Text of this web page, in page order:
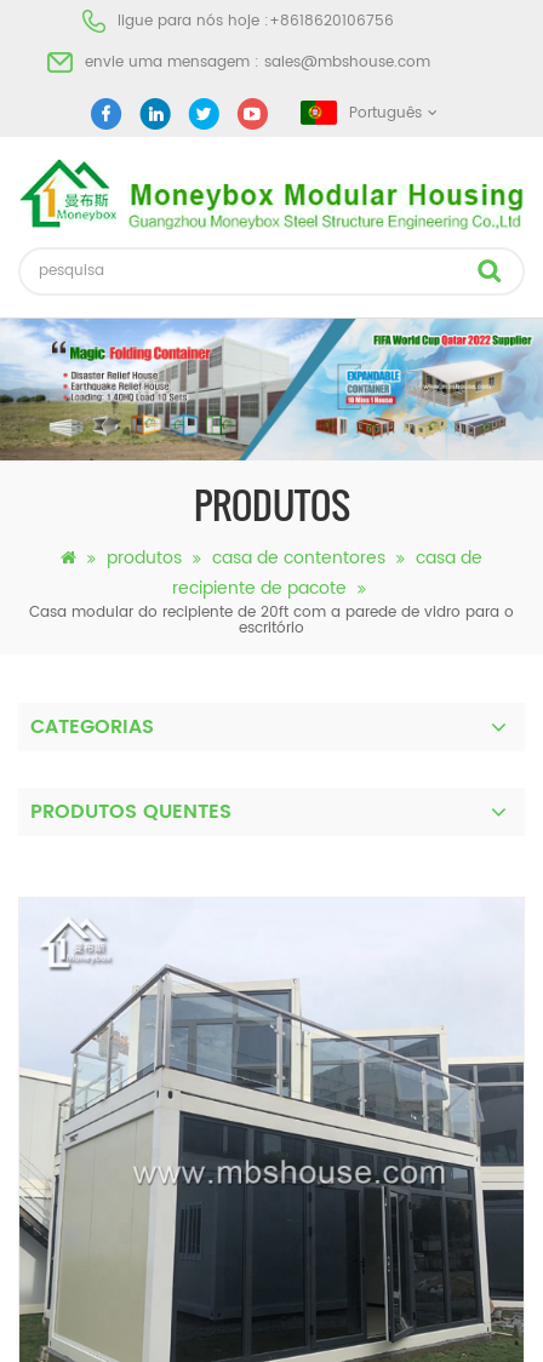
ligue para nós hoje :+8618620106756
envie uma mensagem : sales@mbshouse.com
Português
PRODUTOS
produtos casa de contentores
casa de
recipiente de pacote
Casa modular do recipiente de 20ft com a parede de vidro para o
escritório
CATEGORIAS
PRODUTOS QUENTES